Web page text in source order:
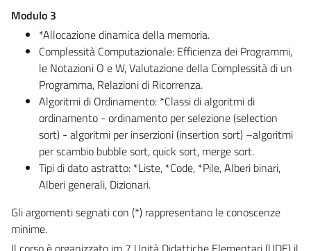
Modulo 3
*Allocazione dinamica della memoria.
Complessità Computazionale: Efficienza dei Programmi,
le Notazioni O e W, Valutazione della Complessità di un
Programma, Relazioni di Ricorrenza.
Algoritmi di Ordinamento: *Classi di algoritmi di
ordinamento - ordinamento per selezione (selection
sort) - algoritmi per inserzioni (insertion sort) –algoritmi
per scambio bubble sort, quick sort, merge sort.
Tipi di dato astratto: *Liste, *Code, *Pile, Alberi binari,
Alberi generali, Dizionari.
Gli argomenti segnati con (*) rappresentano le conoscenze
minime.